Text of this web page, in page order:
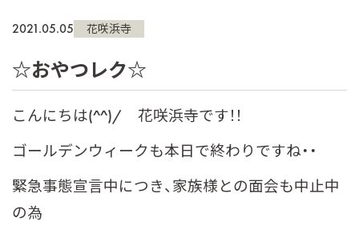
2021.05.05 花咲浜寺
☆おやつレク☆
こんにちは(^^)/ 花咲浜寺です！！
ゴールデンウィークも本日で終わりですね・・
緊急事態宣言中につき、家族様との面会も中止中
の為